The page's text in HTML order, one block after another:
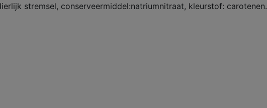
stremsel, conserveermiddel:natriumnitraat, kleurstof: carotenen.